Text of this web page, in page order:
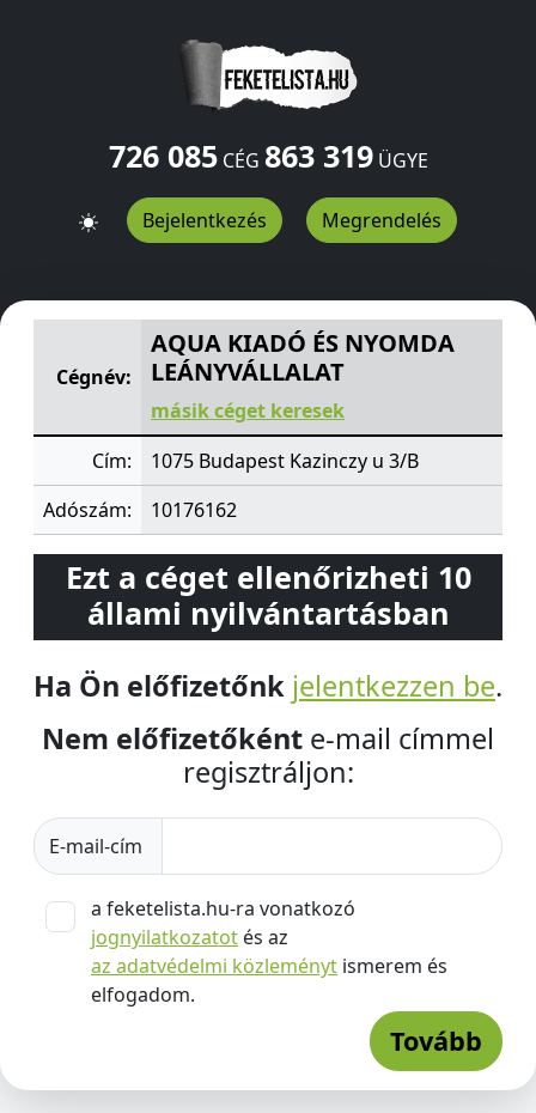
726 085CÉG 863 319ÜGYE
Bejelentkezés Megrendelés
AQUA KIADÓ ÉS NYOMDA LEÁNYVÁLLALAT Kazinczy u
Cégnév:
AQUA KIADÓ ÉS NYOMDA
LEÁNYVÁLLALAT
másik céget keresek
Cím:
1075 Budapest Kazinczy u 3/B
Adószám:
10176162
Ezt a céget ellenőrizheti 10
állami nyilvántartásban
Ha Ön előfizetőnk jelentkezzen be.
Nem előfizetőként e-mail címmel
regisztráljon:
E-mail-cím
a feketelista.hu-ra vonatkozó
jognyilatkozatot és az
az adatvédelmi közleményt ismerem és
elfogadom.
Tovább